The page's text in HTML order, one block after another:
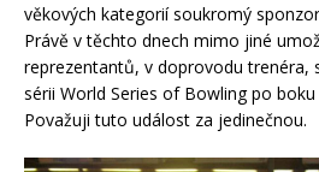
věkových kategorií soukromý
Právě v těchto dnech mimo jiné
reprezentantů, v doprovodu trenéra,
sérii World Series of Bowling po
Považuji tuto událost za jedinečnou.